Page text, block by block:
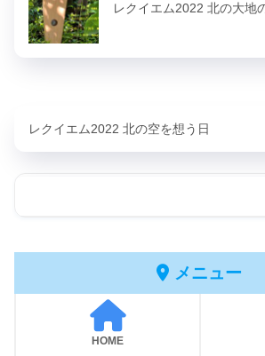
レクイエム2022 北の大地
レクイエム2022 北の空を想う日
メニュー
HOME